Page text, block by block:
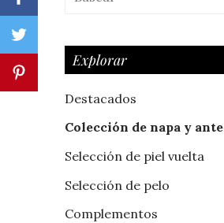
Explorar
Destacados
Colección de napa y ante
Selección de piel vuelta
Selección de pelo
Complementos